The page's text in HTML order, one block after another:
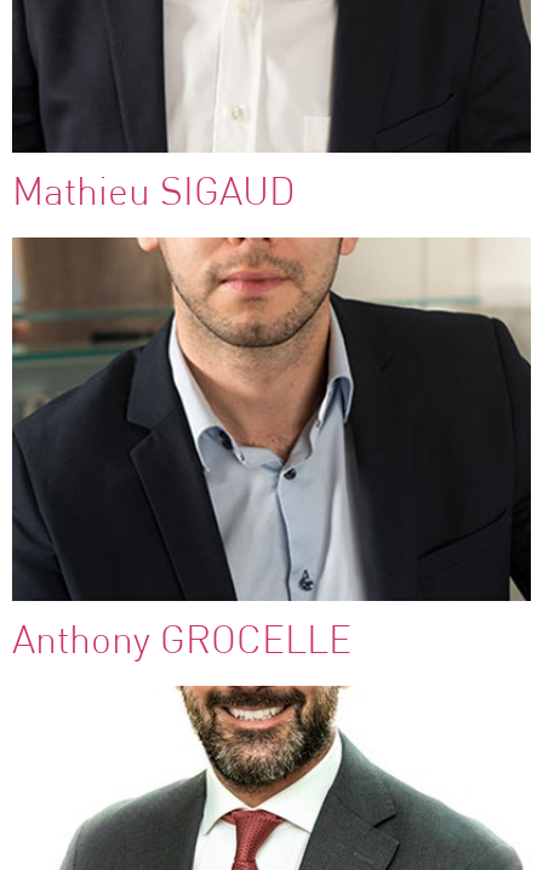
Mathieu SIGAUD
Anthony GROCELLE